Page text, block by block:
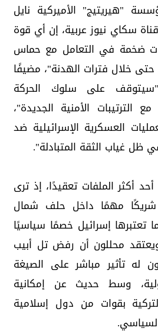
"هيريتيج" الأميركية نايل
سكاي نيوز عربية، إن أي قوة
ضخمة في التعامل مع حماس
خلال فترات الهدنة"، مضيفًا
"سيتوقف على سلوك الحركة
الترتيبات الأمنية الجديدة"،
العسكرية الإسرائيلية ضد
غياب الثقة المتبادلة".
أكثر الملفات تعقيدًا، إذ ترى
مهمًا داخل حلف شمال
تعتبرها إسرائيل خصمًا سياسيًا
محللون أن رفض تل أبيب
له تأثير مباشر على الصيغة
وسط حديث عن إمكانية
بقوات من دول إسلامية